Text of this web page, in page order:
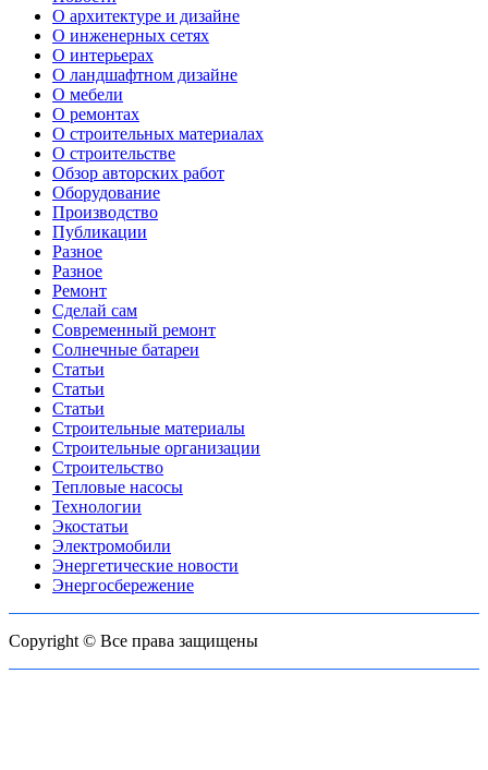
О архитектуре и дизайне
О инженерных сетях
О интерьерах
О ландшафтном дизайне
О мебели
О ремонтах
О строительных материалах
О строительстве
Обзор авторских работ
Оборудование
Производство
Публикации
Разное
Разное
Ремонт
Сделай сам
Современный ремонт
Солнечные батареи
Статьи
Статьи
Статьи
Строительные материалы
Строительные организации
Строительство
Тепловые насосы
Технологии
Экостатьи
Электромобили
Энергетические новости
Энергосбережение
Copyright © Все права защищены